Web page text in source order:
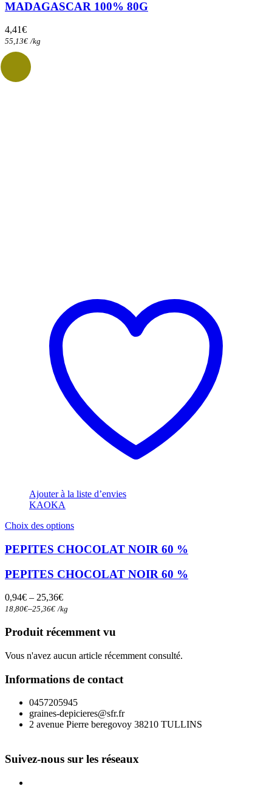
MADAGASCAR 100% 80G
4,41€
55,13€ /kg
Ajouter à la liste d’envies
KAOKA
Choix des optionsCe
a
plusieurs
variations.
Les
sur
page
produit
PEPITES CHOCOLAT NOIR 60 %
PEPITES CHOCOLAT NOIR 60 %
0,94€ – 25,36€
18,80€–25,36€ /kg
Produit récemment vu
Vous n'avez aucun article récemment consulté.
Informations de contact
0457205945
graines-depicieres@sfr.fr
2 avenue Pierre beregovoy 38210 TULLINS
Suivez-nous sur les réseaux